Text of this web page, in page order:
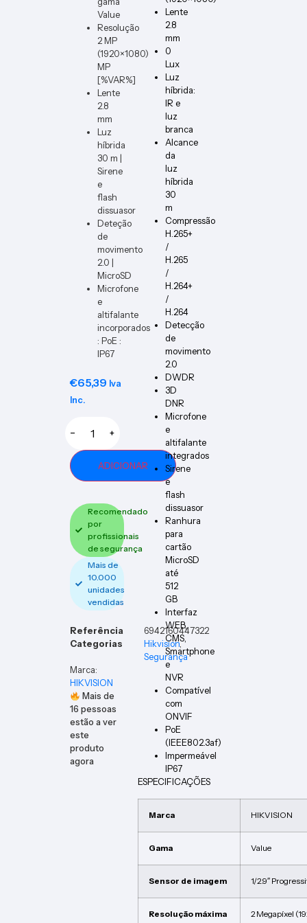
Value
Resolução
2 MP
(1920×1080)
MP
[%VAR%]
Lente
2.8
mm
Luz
híbrida
30 m |
Sirene
e
flash
dissuasor
Deteção
de
movimento
2.0 |
MicroSD
Microfone
e
altifalante
incorporados
: PoE :
IP67
€65,39 Iva
Inc.
− +
ADICIONAR
Recomendado
por
profissionais
de segurança
Mais de
10.000
unidades
vendidas
Referência
6942160447322
Categorias
Hikvision,
Segurança
Marca:
HIKVISION
Mais de
16 pessoas
estão a ver
este
produto
agora
Lente
2.8
mm
0
Lux
Luz
híbrida:
IR e
luz
branca
Alcance
da
luz
híbrida
30
m
Compressão
H.265+
/
H.265
/
H.264+
/
H.264
Detecção
de
movimento
2.0
DWDR
3D
DNR
Microfone
e
altifalante
integrados
Sirene
e
flash
dissuasor
Ranhura
para
cartão
MicroSD
até
512
GB
Interfaz
WEB,
CMS,
Smartphone
e
NVR
Compatível
com
ONVIF
PoE
(IEEE802.3af)
Impermeável
IP67
ESPECIFICAÇÕES
Marca HIKVISION
Gama Value
Sensor de imagem 1/2.9″
Resolução máxima 2 Megapíxel
PCB1